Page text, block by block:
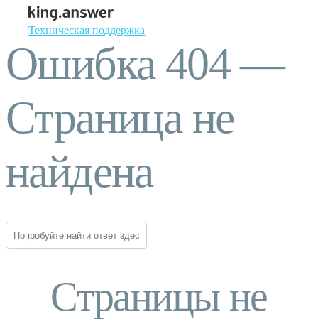
Техническая поддержка
Ошибка 404 —
Страница не
найдена
Страницы не